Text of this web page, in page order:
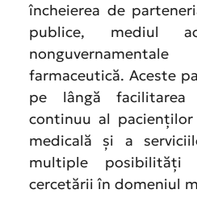
încheierea de
publice, mediul
farmaceutică. Aceste
pe lângă
continuu al
medicală și a
multiple
cercetării în domeniul